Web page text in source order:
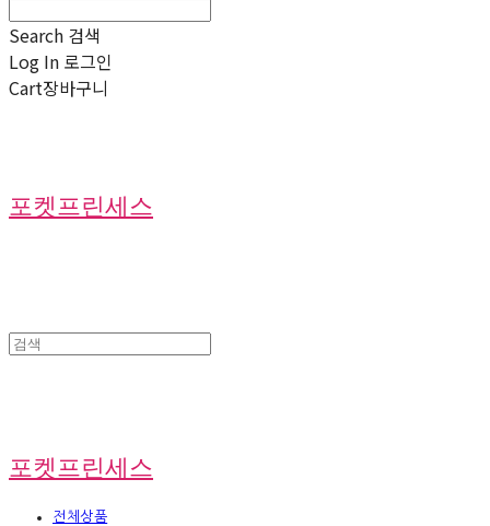
Search 검색
Log In 로그인
Cart장바구니
포켓프린세스
포켓프린세스
전체상품